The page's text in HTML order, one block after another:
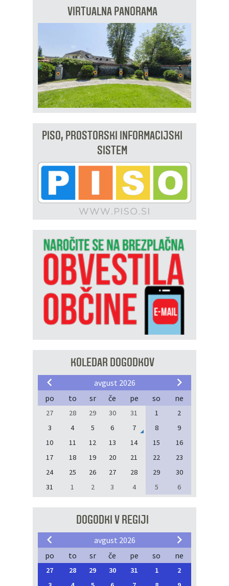
VIRTUALNA PANORAMA
PISO, PROSTORSKI INFORMACIJSKI
SISTEM
KOLEDAR DOGODKOV
avgust 2026
po
to sr če pe so ne
27 28 29 30 31 1
2
3
4 5 6 7 8
9
10
11 12 13 14 15
16
17
18 19 20 21 22
23
24
25 26 27 28 29
30
31
1 2 3 4 5 6
DOGODKI V REGIJI
avgust 2026
po
to sr če pe so ne
27 28 29 30 31 1
2